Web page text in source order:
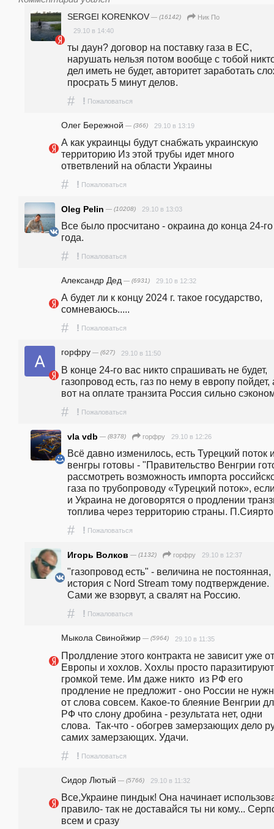
SERGEI KORENKOV — (16142)
Ник По
29.10 в 14:40
ты даун? договор на поставку газа в ЕС,
нарушать нельзя потом вообще с тобой
дел иметь не будет, авторитет заработать
просрать 5 минут делов.
# ! Пожаловаться
Олег Бережной — (366) 29.10 в 13:19
А как украинцы будут снабжать украинскую
территорию Из этой трубы идет много
ответвлений на области Украины
# ! Пожаловаться
Oleg Pelin — (10208) 29.10 в 13:03
Все было просчитано - окраина до конца 24-го
года.
# ! Пожаловаться
Александр Дед — (6931) 29.10 в 12:32
А будет ли к концу 2024 г. такое государство,
сомневаюсь.....
# ! Пожаловаться
горфру — (627) 29.10 в 11:50
В конце 24-го вас никто спрашивать не будет,
газопровод есть, газ по нему в европу пойдет,
вот на оплате транзита Россия сильно
# ! Пожаловаться
vla vdb — (8378) горфру 29.10 в 12:26
Всё давно изменилось, есть Турецкий поток
венгры готовы - "Правительство Венгрии
рассмотреть возможность импорта
газа по трубопроводу «Турецкий поток»,
и Украина не договорятся о продлении
топлива через территорию страны.
# ! Пожаловаться
Игорь Волков — (1132) горфру 29.10 в 12:37
"газопровод есть" - величина не постоянная,
история с Nord Stream тому подтверждение.
Сами же взорвут, а свалят на Россию.
# ! Пожаловаться
Мыкола Свинойжир — (5964) 29.10 в 11:35
Пролдление этого контракта не зависит уже от
Европы и хохлов. Хохлы просто
громкой теме. Им даже никто  из РФ его
продление не предложит - оно России не
от слова совсем. Какое-то блеяние Венгрии
РФ что слону дробина - результата нет, одни
слова.  Так-что - обогрев замерзающих дело
самих замерзающих. Удачи.
# ! Пожаловаться
Сидор Лютый — (5766) 29.10 в 11:32
Все,Украине пиндык! Она начинает
правило- так не доставайся ты ни кому...
всем и сразу